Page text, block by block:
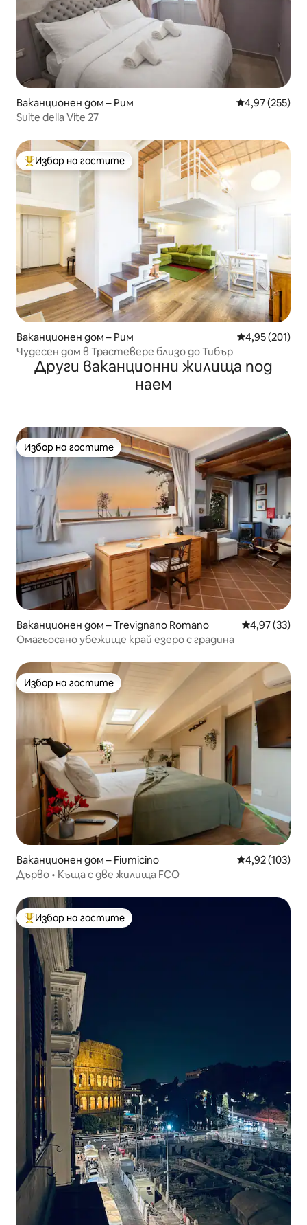
Ваканционен дом – Рим Средна
4,97 (255)
Suite della Vite 27
Най-популярен избор на гостите
Избор на гостите
Ваканционен дом – Рим Средна
4,95 (201)
Чудесен дом в Трастевере близо до Тибър
Други ваканционни жилища под
наем
Избор на гостите
Избор на гостите
Ваканционен дом – Trevignano Romano Средна
4,97 (33)
Омагьосано убежище край езеро с градина
Избор на гостите
Избор на гостите
Ваканционен дом – Fiumicino Средна
4,92 (103)
Дърво • Къща с две жилища FCO
Най-популярен избор на гостите
Избор на гостите